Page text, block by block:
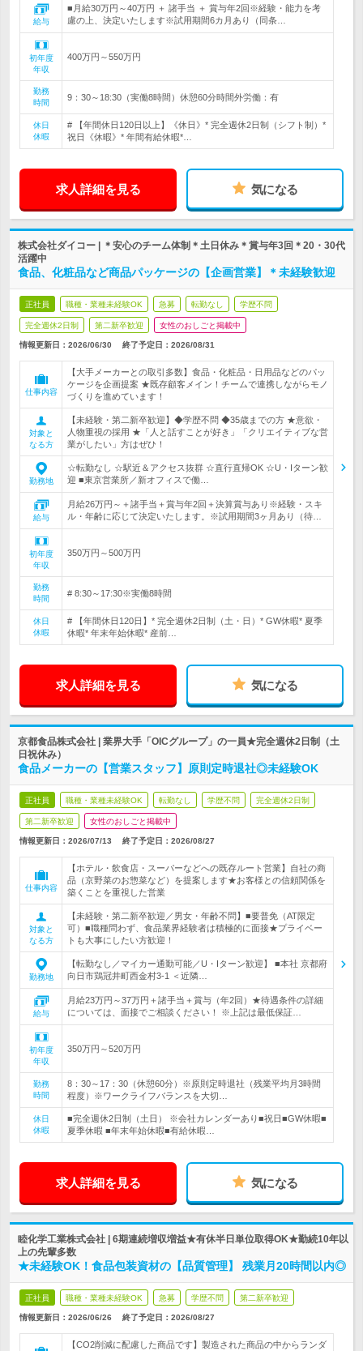
給与
■月給30万円～40万円 ＋ 諸手当 ＋ 賞与年2回※経験・能力を考
慮の上、決定いたします※試用期間6カ月あり（同条…
初年度
年収
400万円～550万円
勤務
時間
9：30～18:30（実働8時間）休憩60分時間外労働：有
休日
休暇
# 【年間休日120日以上】《休日》* 完全週休2日制（シフト制）*
祝日《休暇》* 年間有給休暇*…
求人詳細を見る 気になる
株式会社ダイコー | ＊安心のチーム体制＊土日休み＊賞与年3回＊20・30代
活躍中
食品、化粧品など商品パッケージの【企画営業】＊未経験歓迎
正社員 職種・業種未経験OK 急募 転勤なし 学歴不問
完全週休2日制 第二新卒歓迎 女性のおしごと掲載中
情報更新日：2026/06/30 終了予定日： 2026/08/31
仕事内容
【大手メーカーとの取引多数】食品・化粧品・日用品などのパッ
ケージを企画提案 ★既存顧客メイン！チームで連携しながらモノ
づくりを進めています！
対象と
なる方
【未経験・第二新卒歓迎】◆学歴不問 ◆35歳までの方 ★意欲・
人物重視の採用 ★「人と話すことが好き」「クリエイティブな営
業がしたい」方はぜひ！
勤務地
☆転勤なし ☆駅近＆アクセス抜群 ☆直行直帰OK ☆U・Iターン歓
迎 ■東京営業所／新オフィスで働…
給与
月給26万円～＋諸手当＋賞与年2回＋決算賞与あり※経験・スキ
ル・年齢に応じて決定いたします。※試用期間3ヶ月あり（待…
初年度
年収
350万円～500万円
勤務
時間
# 8:30～17:30※実働8時間
休日
休暇
# 【年間休日120日】* 完全週休2日制（土・日）* GW休暇* 夏季
休暇* 年末年始休暇* 産前…
求人詳細を見る 気になる
京都食品株式会社 | 業界大手「OICグループ」の一員★完全週休2日制（土
日祝休み）
食品メーカーの【営業スタッフ】原則定時退社◎未経験OK
正社員 職種・業種未経験OK 転勤なし 学歴不問 完全週休2日制
第二新卒歓迎 女性のおしごと掲載中
情報更新日：2026/07/13 終了予定日： 2026/08/27
仕事内容
【ホテル・飲食店・スーパーなどへの既存ルート営業】自社の商
品（京野菜のお惣菜など）を提案します★お客様との信頼関係を
築くことを重視した営業
対象と
なる方
【未経験・第二新卒歓迎／男女・年齢不問】■要普免（AT限定
可）■職種問わず、食品業界経験者は積極的に面接★プライベー
トも大事にしたい方歓迎！
勤務地
【転勤なし／マイカー通勤可能／U・Iターン歓迎】 ■本社 京都府
向日市鶏冠井町西金村3-1 ＜近隣…
給与
月給23万円～37万円＋諸手当＋賞与（年2回）★待遇条件の詳細
については、面接でご相談ください！ ※上記は最低保証…
初年度
年収
350万円～520万円
勤務
時間
8：30～17：30（休憩60分）※原則定時退社（残業平均月3時間
程度）※ワークライフバランスを大切…
休日
休暇
■完全週休2日制（土日） ※会社カレンダーあり■祝日■GW休暇■
夏季休暇 ■年末年始休暇■有給休暇…
求人詳細を見る 気になる
睦化学工業株式会社 | 6期連続増収増益★有休半日単位取得OK★勤続10年以
上の先輩多数
★未経験OK！食品包装資材の【品質管理】 残業月20時間以内◎
正社員 職種・業種未経験OK 急募 学歴不問 第二新卒歓迎
情報更新日：2026/06/26 終了予定日： 2026/08/27
【CO2削減に配慮した商品です】製造された商品の中からランダ